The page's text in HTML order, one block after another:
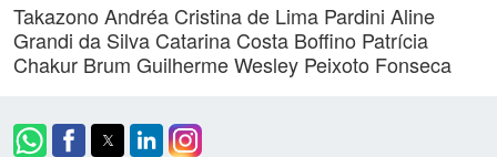
Takazono Andréa Cristina de Lima Pardini Aline
Grandi da Silva Catarina Costa Boffino Patrícia
Chakur Brum Guilherme Wesley Peixoto Fonseca